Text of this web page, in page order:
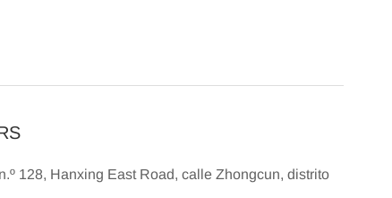
128, Hanxing East Road, calle Zhongcun, distrito